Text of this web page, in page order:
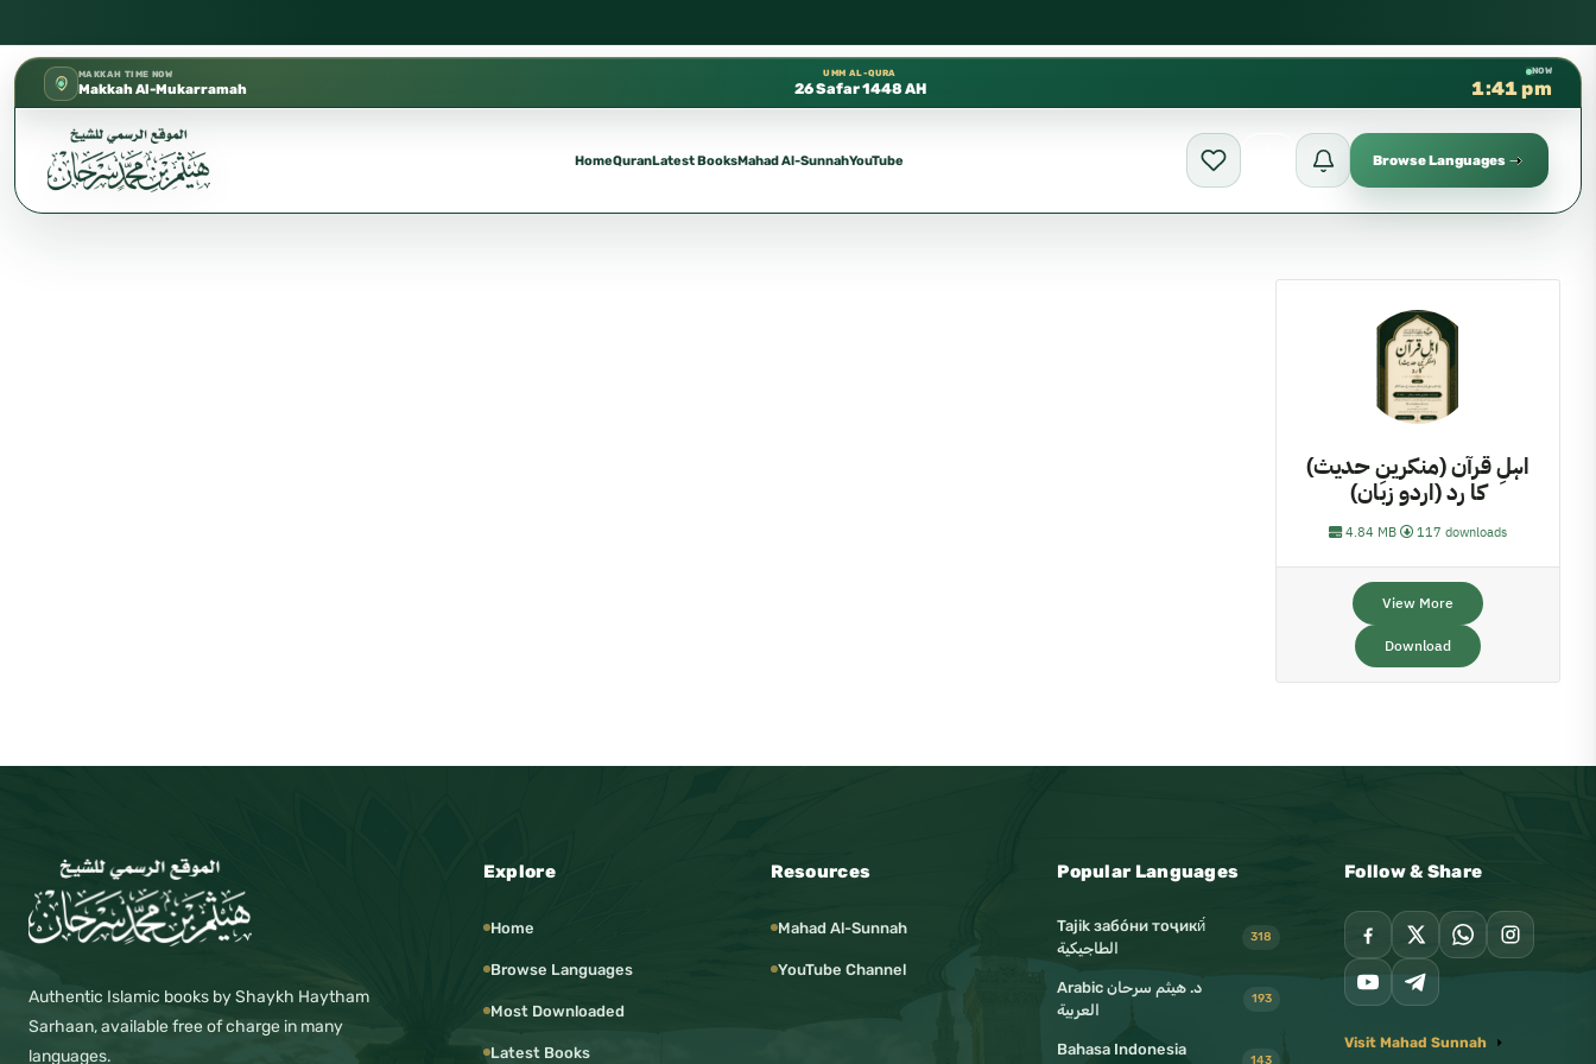
MAKKAH TIME NOW
Makkah Al-Mukarramah
UMM AL-QURA
26 Safar 1448 AH
NOW
1:41 pm
HomeQuranLatest BooksMahad Al-SunnahYouTube Browse Languages
اہلِ قرآن (منکرینِ حدیث)
کا رد (اردو زبان)
4.84 MB 117 downloads
View More
Download
Authentic Islamic books by Shaykh Haytham
Sarhaan, available free of charge in many
languages.
Explore
Home
Browse Languages
Most Downloaded
Latest Books
Resources
Mahad Al-Sunnah
YouTube Channel
Popular Languages
Tajik забо́ни тоҷикӣ́
الطاجيكية
318
د. هيثم سرحان Arabic
العربية
193
Bahasa Indonesia
143
Follow & Share
Visit Mahad Sunnah